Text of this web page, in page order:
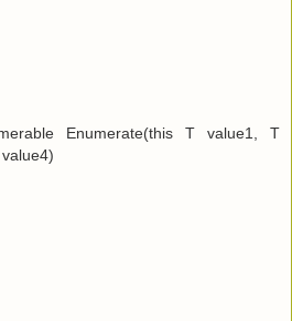
Enumerate(this T value1, T